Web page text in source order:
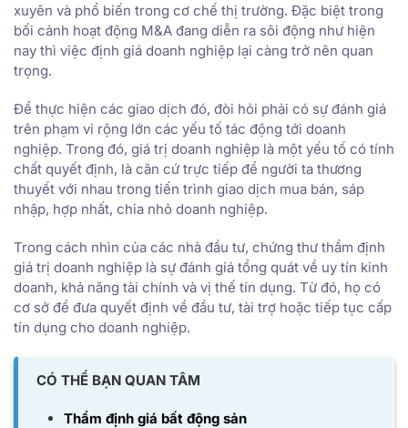
xuyên và phổ biến trong cơ chế thị trường. Đặc biệt trong
bối cảnh hoạt động M&A đang diễn ra sôi động như hiện
nay thì việc định giá doanh nghiệp lại càng trở nên quan
trọng.
Để thực hiện các giao dịch đó, đòi hỏi phải có sự đánh giá
trên phạm vi rộng lớn các yếu tố tác động tới doanh
nghiệp. Trong đó, giá trị doanh nghiệp là một yếu tố có tính
chất quyết định, là căn cứ trực tiếp để người ta thương
thuyết với nhau trong tiến trình giao dịch mua bán, sáp
nhập, hợp nhất, chia nhỏ doanh nghiệp.
Trong cách nhìn của các nhà đầu tư, chứng thư thẩm định
giá trị doanh nghiệp là sự đánh giá tổng quát về uy tín kinh
doanh, khả năng tài chính và vị thế tín dụng. Từ đó, họ có
cơ sở để đưa quyết định về đầu tư, tài trợ hoặc tiếp tục cấp
tín dụng cho doanh nghiệp.
CÓ THỂ BẠN QUAN TÂM
Thẩm định giá bất động sản